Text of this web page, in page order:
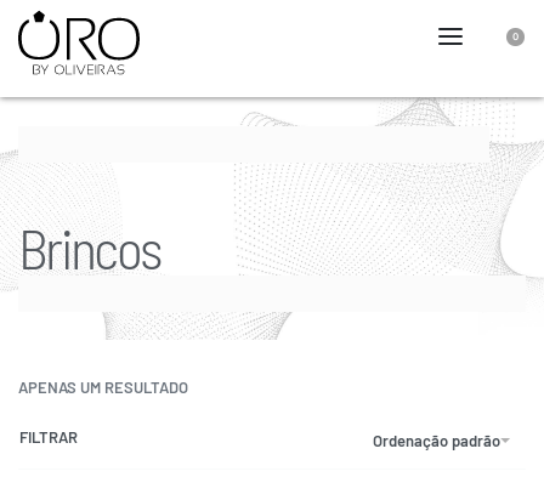
0
Brincos
APENAS UM RESULTADO
Ordenação padrão
FILTRAR